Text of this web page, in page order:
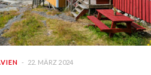
22. MÄRZ 2024